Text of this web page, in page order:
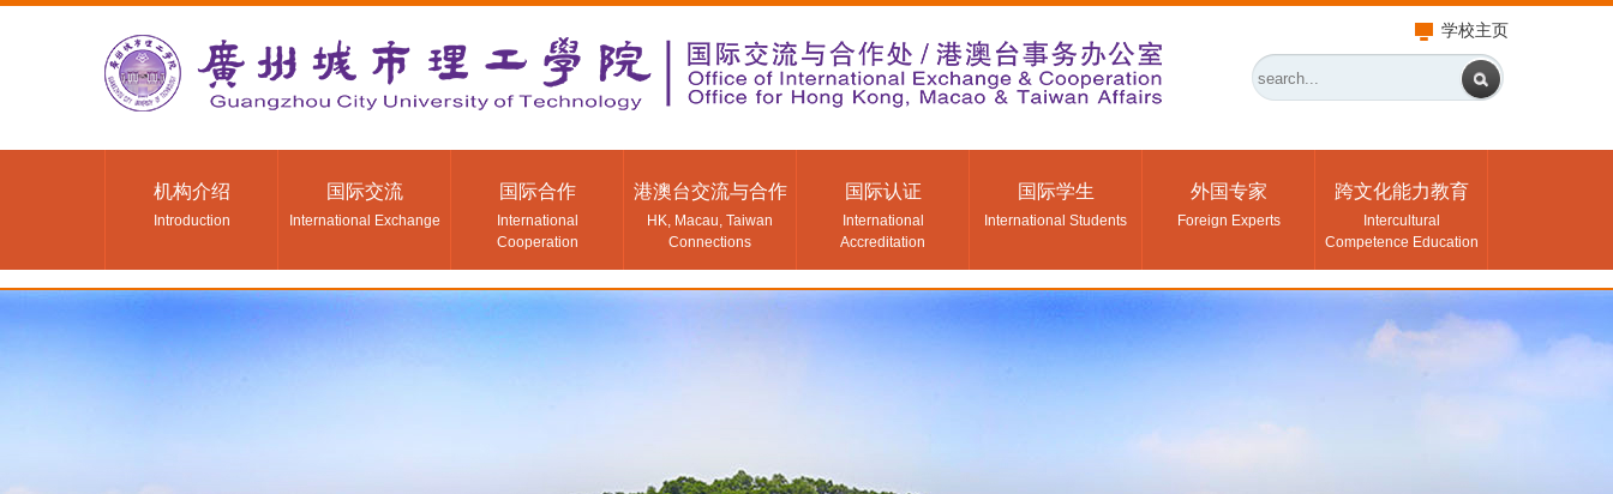
学校主页
机构介绍
Introduction
国际交流
International Exchange
国际合作
International
Cooperation
港澳台交流与合作
HK, Macau, Taiwan
Connections
国际认证
International
Accreditation
国际学生
International Students
外国专家
Foreign Experts
跨文化能力教育
Intercultural
Competence Education